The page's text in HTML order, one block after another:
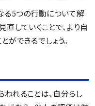
る5つの行動について解
していくことで、より自
ができるでしょう。
れることは、自分らし